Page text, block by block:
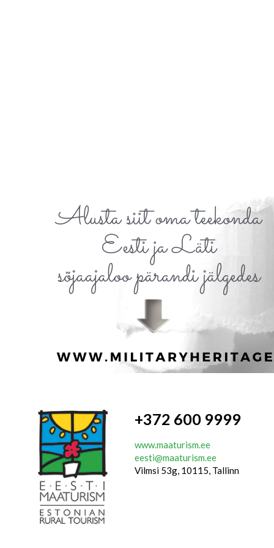
+372 600 9999
www.maaturism.ee
eesti@maaturism.ee
Vilmsi 53g, 10115, Tallinn